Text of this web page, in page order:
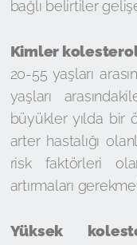
bağlı belirtiler
Kimler kolesterol
20-55 yaşları
yaşları
büyükler yılda bir
arter hastalığı
risk faktörleri
artırmaları
Yüksek